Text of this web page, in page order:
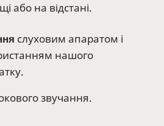
або на відстані.
слуховим апаратом і
нашого
звучання.